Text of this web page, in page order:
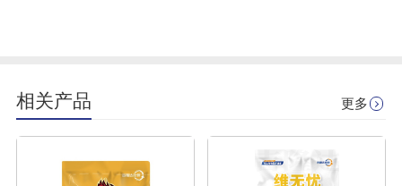
相关产品 更多